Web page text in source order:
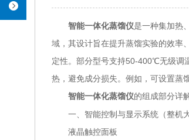
智能一体化蒸馏仪是一种集加热
域，其设计旨在提升蒸馏实验的效率
定性。部分型号支持50-400℃无级调
热，避免成分损失。例如，可设置蒸
智能一体化蒸馏仪的组成部分详
一、智能控制与显示系统（整机大
液晶触控面板